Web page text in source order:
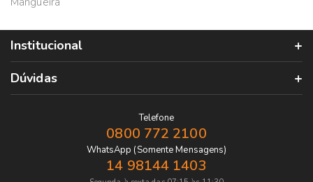
Institucional
Dúvidas
Telefone
0800 772 2100
WhatsApp (Somente Mensagens)
14 98144 1403